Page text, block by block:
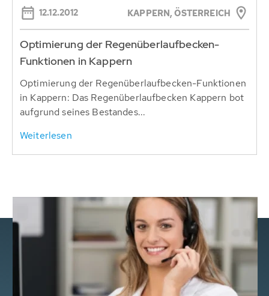
12.12.2012 KAPPERN, ÖSTERREICH
Optimierung der Regenüberlaufbecken-
Funktionen in Kappern
Optimierung der Regenüberlaufbecken-Funktionen
in Kappern: Das Regenüberlaufbecken Kappern bot
aufgrund seines Bestandes...
Weiterlesen